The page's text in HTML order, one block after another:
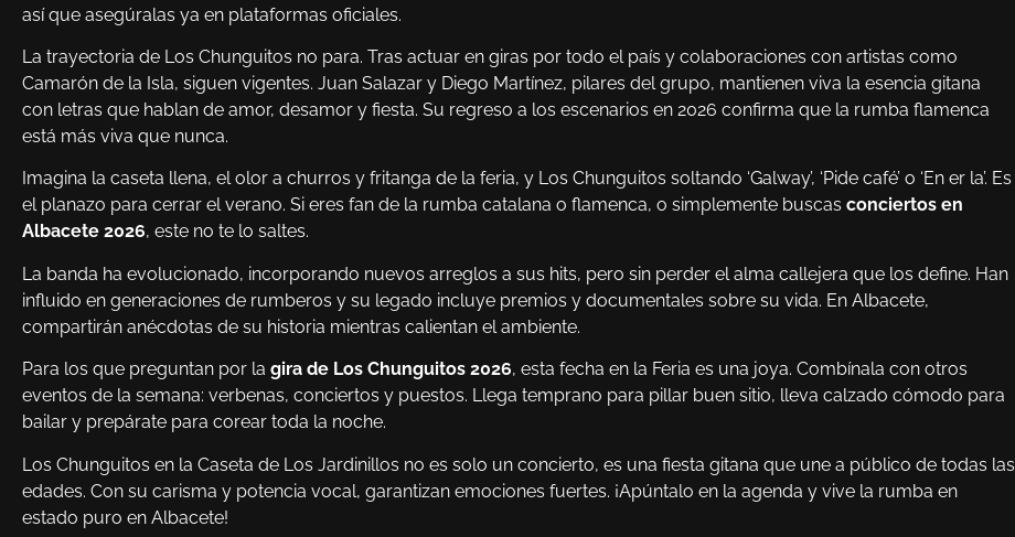
así que asegúralas ya en plataformas oficiales.
La trayectoria de Los Chunguitos no para. Tras actuar en giras por todo el país y colaboraciones con artistas como
Camarón de la Isla, siguen vigentes. Juan Salazar y Diego Martínez, pilares del grupo, mantienen viva la esencia gitana
con letras que hablan de amor, desamor y fiesta. Su regreso a los escenarios en 2026 confirma que la rumba flamenca
está más viva que nunca.
Imagina la caseta llena, el olor a churros y fritanga de la feria, y Los Chunguitos soltando ‘Galway’, ‘Pide café’ o ‘En er la’. Es
el planazo para cerrar el verano. Si eres fan de la rumba catalana o flamenca, o simplemente buscas conciertos en
Albacete 2026, este no te lo saltes.
La banda ha evolucionado, incorporando nuevos arreglos a sus hits, pero sin perder el alma callejera que los define. Han
influido en generaciones de rumberos y su legado incluye premios y documentales sobre su vida. En Albacete,
compartirán anécdotas de su historia mientras calientan el ambiente.
Para los que preguntan por la gira de Los Chunguitos 2026, esta fecha en la Feria es una joya. Combínala con otros
eventos de la semana: verbenas, conciertos y puestos. Llega temprano para pillar buen sitio, lleva calzado cómodo para
bailar y prepárate para corear toda la noche.
Los Chunguitos en la Caseta de Los Jardinillos no es solo un concierto, es una fiesta gitana que une a público de todas las
edades. Con su carisma y potencia vocal, garantizan emociones fuertes. ¡Apúntalo en la agenda y vive la rumba en
estado puro en Albacete!